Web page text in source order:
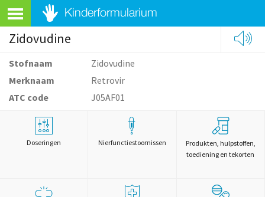
Zidovudine
Stofnaam
Zidovudine
Merknaam
Retrovir
ATC code
J05AF01
Doseringen Nierfunctiestoornissen
Produkten, hulpstoffen,
toediening en tekorten